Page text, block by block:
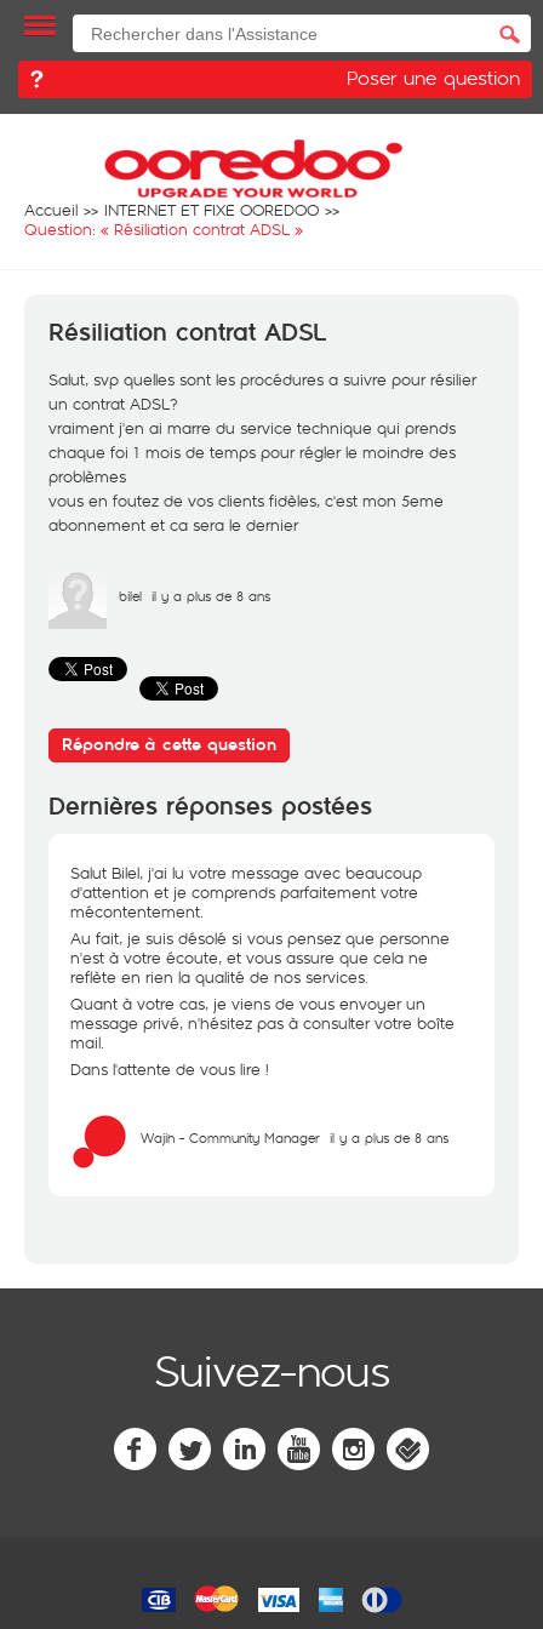
Poser une question
Accueil
INTERNET ET FIXE OOREDOO
Question: « Résiliation contrat ADSL »
Résiliation contrat ADSL
Salut, svp quelles sont les procédures a suivre pour résilier
un contrat ADSL?
vraiment j'en ai marre du service technique qui prends
chaque foi 1 mois de temps pour régler le moindre des
problèmes
vous en foutez de vos clients fidèles, c'est mon 5eme
abonnement et ca sera le dernier
bilel il y a plus de 8 ans
Répondre à cette question
Dernières réponses postées
Salut Bilel, j'ai lu votre message avec beaucoup
d'attention et je comprends parfaitement votre
mécontentement.
Au fait, je suis désolé si vous pensez que personne
n'est à votre écoute, et vous assure que cela ne
reflète en rien la qualité de nos services.
Quant à votre cas, je viens de vous envoyer un
message privé, n'hésitez pas à consulter votre boîte
mail.
Dans l'attente de vous lire !
Wajih - Community Manager il y a plus de 8 ans
Suivez-nous